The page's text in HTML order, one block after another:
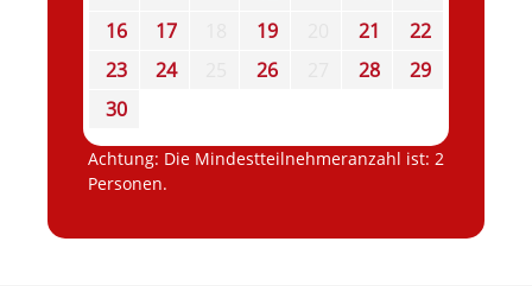
16
17 19 21
22
23
24 26 28
29
30
Achtung: Die Mindestteilnehmeranzahl ist: 2
Personen.